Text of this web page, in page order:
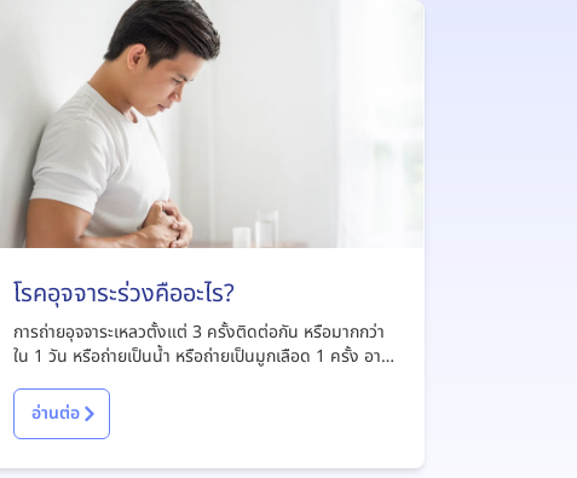
โรคอุจจาระร่วงคืออะไร?
การถ่ายอุจจาระเหลวตั้งแต่ 3 ครั้งติดต่อกัน หรือมากกว่า
ใน 1 วัน หรือถ่ายเป็นน้ำ หรือถ่ายเป็นมูกเลือด 1 ครั้ง อาจ
อ่านต่อ